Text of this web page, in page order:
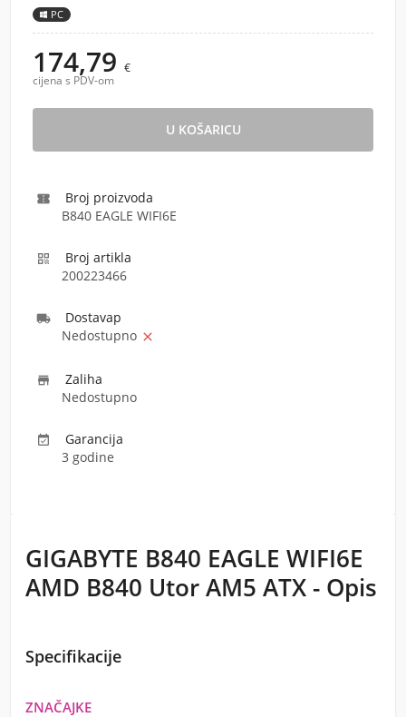
PC
174,79 €
cijena s PDV-om

Broj proizvoda
B840 EAGLE WIFI6E

Broj artikla
200223466
 Dostavap
Nedostupno 

Zaliha
Nedostupno

Garancija
3 godine
GIGABYTE B840 EAGLE WIFI6E
AMD B840 Utor AM5 ATX - Opis
Specifikacije
ZNAČAJKE